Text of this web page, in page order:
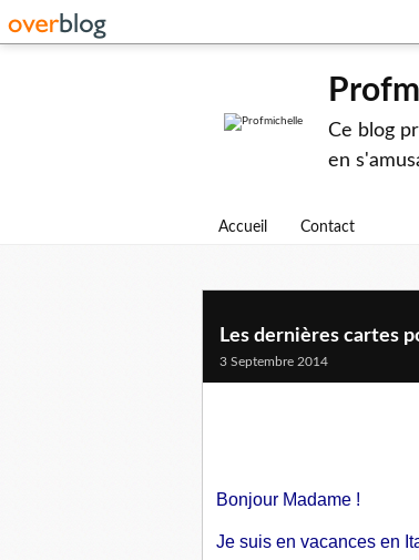
Ce blog
en
Accueil Contact
Les dernières cartes
3 Septembre 2014
Bonjour Madame !
Je suis en vacances en